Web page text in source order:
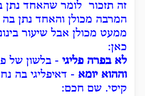
זה תזכור לומר שהאחד נתן
המרבה מכולן והאחד נתן בה
ממעט מכולן אבל שיעור
כאן:
לא בפרה פליגי - בלשון של
וההוא יומא - דאיפליגי בה
קיסי. שם חכם: